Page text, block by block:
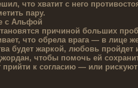
что хватит с него
пару.
с Альфой
причиной больших
что обрела врага — в лице
будет жаркой, любовь пройдет
чтобы помочь ей
к согласию — или